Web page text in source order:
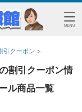
引クーポン >
割引クーポン情
ル商品一覧